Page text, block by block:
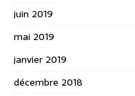
juin 2019
mai 2019
janvier 2019
décembre 2018